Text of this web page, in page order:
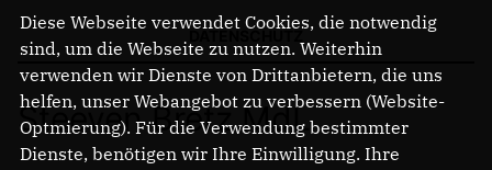
Steeven Bretz MdL
Diese Webseite verwendet Cookies, die notwendig
sind, um die Webseite zu nutzen. Weiterhin
verwenden wir Dienste von Drittanbietern, die uns
helfen, unser Webangebot zu verbessern (Website-
Optmierung). Für die Verwendung bestimmter
Dienste, benötigen wir Ihre Einwilligung. Ihre